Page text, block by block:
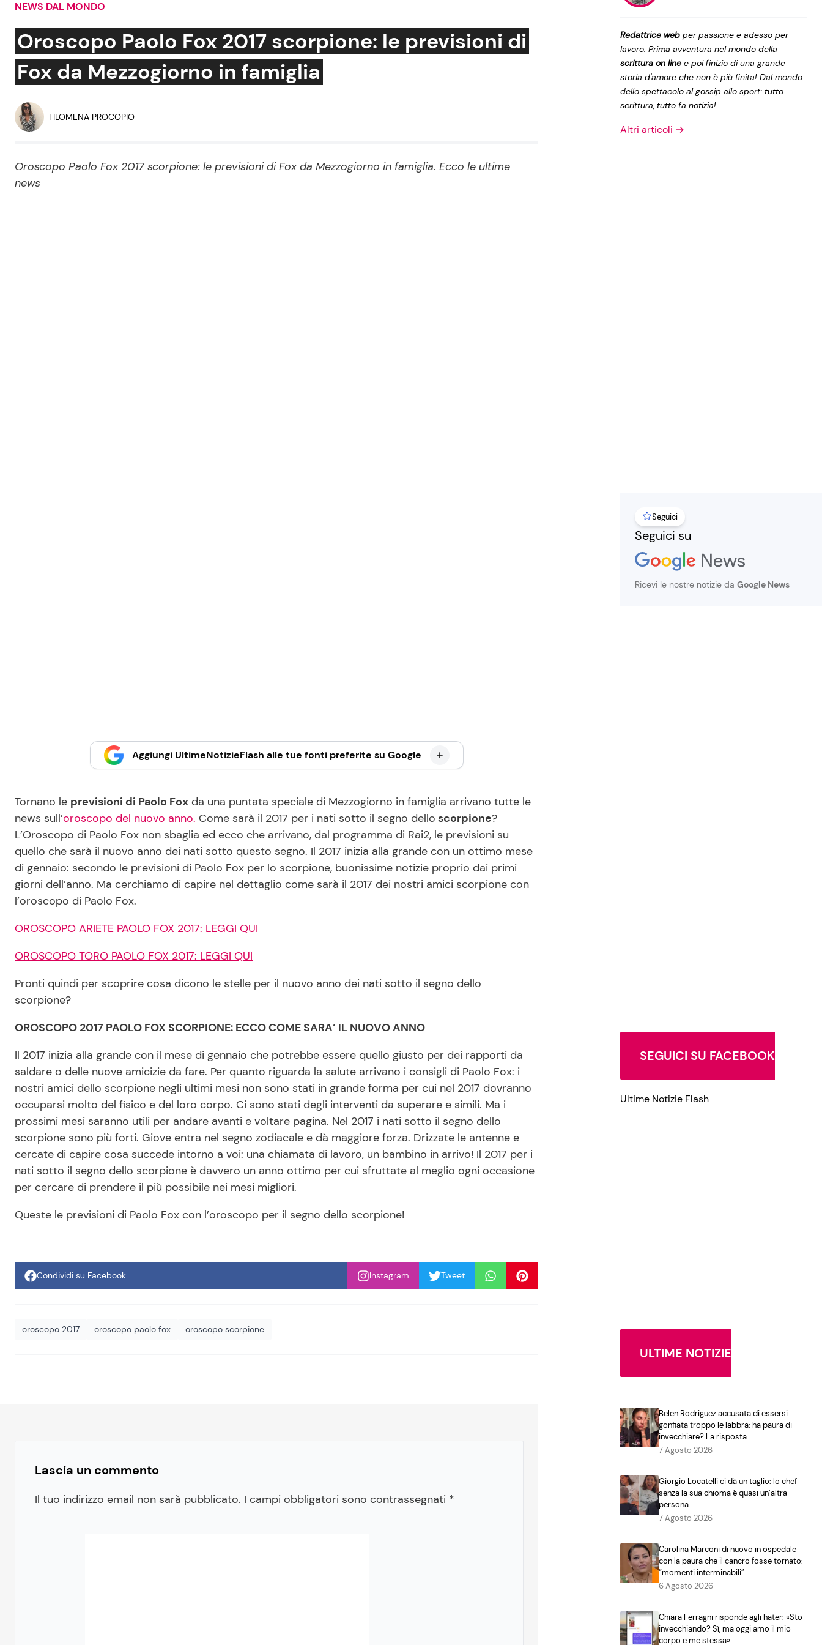
Social News
News dal mondo
Benessere
Mondo Mamma Le Ricette in TV
Privacy Policy
NEWS DAL MONDO
Oroscopo Paolo Fox 2017 scorpione: le previsioni di
Fox da Mezzogiorno in famiglia
FILOMENA PROCOPIO
Oroscopo Paolo Fox 2017 scorpione: le previsioni di Fox da Mezzogiorno in famiglia. Ecco le ultime
news
Aggiungi UltimeNotizieFlash alle tue fonti preferite su Google
Tornano le previsioni di Paolo Fox da una puntata speciale di Mezzogiorno in famiglia arrivano tutte le
news sull’oroscopo del nuovo anno. Come sarà il 2017 per i nati sotto il segno dello scorpione?
L’Oroscopo di Paolo Fox non sbaglia ed ecco che arrivano, dal programma di Rai2, le previsioni su
quello che sarà il nuovo anno dei nati sotto questo segno. Il 2017 inizia alla grande con un ottimo mese
di gennaio: secondo le previsioni di Paolo Fox per lo scorpione, buonissime notizie proprio dai primi
giorni dell’anno. Ma cerchiamo di capire nel dettaglio come sarà il 2017 dei nostri amici scorpione con
l’oroscopo di Paolo Fox.
OROSCOPO ARIETE PAOLO FOX 2017: LEGGI QUI
OROSCOPO TORO PAOLO FOX 2017: LEGGI QUI
Pronti quindi per scoprire cosa dicono le stelle per il nuovo anno dei nati sotto il segno dello
scorpione?
OROSCOPO 2017 PAOLO FOX SCORPIONE: ECCO COME SARA’ IL NUOVO ANNO
Il 2017 inizia alla grande con il mese di gennaio che potrebbe essere quello giusto per dei rapporti da
saldare o delle nuove amicizie da fare. Per quanto riguarda la salute arrivano i consigli di Paolo Fox: i
nostri amici dello scorpione negli ultimi mesi non sono stati in grande forma per cui nel 2017 dovranno
occuparsi molto del fisico e del loro corpo. Ci sono stati degli interventi da superare e simili. Ma i
prossimi mesi saranno utili per andare avanti e voltare pagina. Nel 2017 i nati sotto il segno dello
scorpione sono più forti. Giove entra nel segno zodiacale e dà maggiore forza. Drizzate le antenne e
cercate di capire cosa succede intorno a voi: una chiamata di lavoro, un bambino in arrivo! Il 2017 per i
nati sotto il segno dello scorpione è davvero un anno ottimo per cui sfruttate al meglio ogni occasione
per cercare di prendere il più possibile nei mesi migliori.
Queste le previsioni di Paolo Fox con l’oroscopo per il segno dello scorpione!
Condividi su Facebook Instagram Tweet
oroscopo 2017 oroscopo paolo fox oroscopo scorpione
Lascia un commento
Il tuo indirizzo email non sarà pubblicato. I campi obbligatori sono contrassegnati *
Redattrice web per passione e adesso per
lavoro. Prima avventura nel mondo della
scrittura on line e poi l'inizio di una grande
storia d'amore che non è più finita! Dal mondo
dello spettacolo al gossip allo sport: tutto
scrittura, tutto fa notizia!
Altri articoli →
Seguici
Seguici su
Ricevi le nostre notizie da Google News
SEGUICI SU FACEBOOK
Ultime Notizie Flash
ULTIME NOTIZIE
Belen Rodriguez accusata di essersi
gonfiata troppo le labbra: ha paura di
invecchiare? La risposta
7 Agosto 2026
Giorgio Locatelli ci dà un taglio: lo chef
senza la sua chioma è quasi un’altra
persona
7 Agosto 2026
Carolina Marconi di nuovo in ospedale
con la paura che il cancro fosse tornato:
“momenti interminabili”
6 Agosto 2026
Chiara Ferragni risponde agli hater: «Sto
invecchiando? Sì, ma oggi amo il mio
corpo e me stessa»